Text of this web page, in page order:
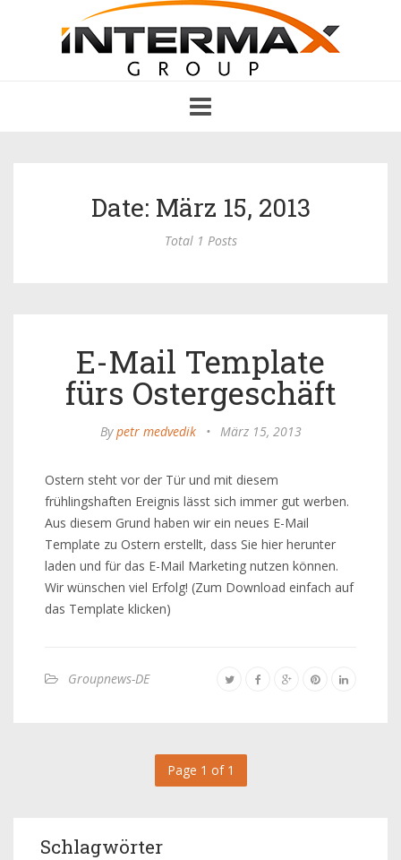
navigation
Date: März 15, 2013
Total 1 Posts
E-Mail Template
fürs Ostergeschäft
Bypetr medvedik • März 15, 2013
Ostern steht vor der Tür und mit diesem
frühlingshaften Ereignis lässt sich immer gut werben.
Aus diesem Grund haben wir ein neues E-Mail
Template zu Ostern erstellt, dass Sie hier herunter
laden und für das E-Mail Marketing nutzen können.
Wir wünschen viel Erfolg! (Zum Download einfach auf
das Template klicken)
Groupnews-DE
Page 1 of 1
Schlagwörter